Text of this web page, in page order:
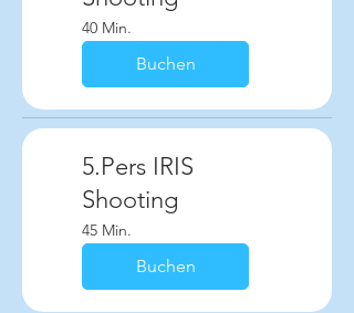
40 Min.
Buchen
5.Pers IRIS
Shooting
45 Min.
Buchen